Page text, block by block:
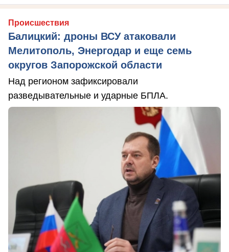
Происшествия
Балицкий: дроны ВСУ атаковали
Мелитополь, Энергодар и еще семь
округов Запорожской области
Над регионом зафиксировали
разведывательные и ударные БПЛА.